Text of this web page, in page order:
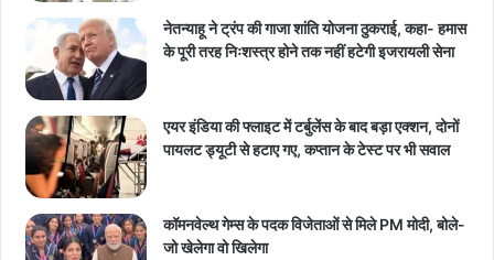
नेतन्याहू ने ट्रंप की गाजा शांति योजना ठुकराई, कहा- हमास
के पूरी तरह निःशस्त्र होने तक नहीं हटेगी इजरायली सेना
एयर इंडिया की फ्लाइट में टर्बुलेंस के बाद बड़ा एक्शन, दोनों
पायलट ड्यूटी से हटाए गए, कप्तान के टेस्ट पर भी सवाल
कॉमनवेल्थ गेम्स के पदक विजेताओं से मिले PM मोदी, बोले-
जो खेलेगा वो खिलेगा